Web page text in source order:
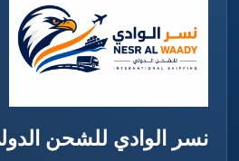
نسر الوادي للشحن